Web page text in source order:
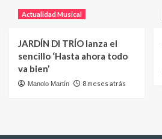
Actualidad Musical
JARDÍN DI TRÍO lanza el
sencillo ‘Hasta ahora todo
va bien’
Manolo Martín 8 meses atrás